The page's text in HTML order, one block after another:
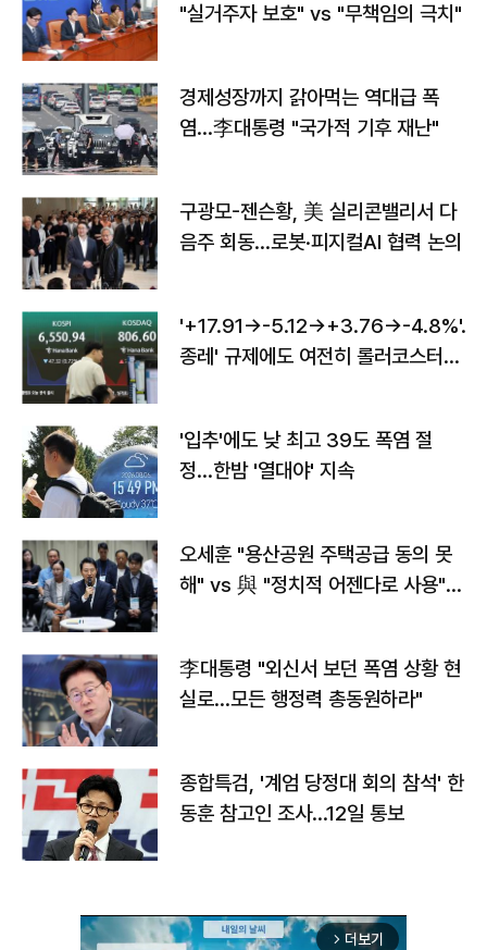
"실거주자 보호" vs "무책임의 극치"
경제성장까지 갉아먹는 역대급 폭
염…李대통령 "국가적 기후 재난"
구광모-젠슨황, 美 실리콘밸리서 다
음주 회동…로봇·피지컬AI 협력 논의
'+17.91→-5.12→+3.76→-4.8%'…'
종레' 규제에도 여전히 롤러코스터
'입추'에도 낮 최고 39도 폭염 절
정…한밤 '열대야' 지속
오세훈 "용산공원 주택공급 동의 못
해" vs 與 "정치적 어젠다로 사용"
李대통령 "외신서 보던 폭염 상황 현
실로…모든 행정력 총동원하라"
종합특검, '계엄 당정대 회의 참석' 한
동훈 참고인 조사...12일 통보
arrow_forward_ios 더보기